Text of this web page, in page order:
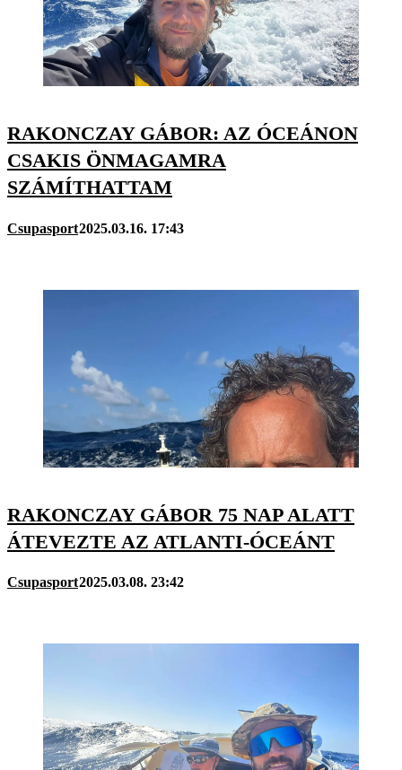
RAKONCZAY GÁBOR: AZ ÓCEÁNON
CSAKIS ÖNMAGAMRA
SZÁMÍTHATTAM
Csupasport2025.03.16. 17:43
RAKONCZAY GÁBOR 75 NAP ALATT
ÁTEVEZTE AZ ATLANTI-ÓCEÁNT
Csupasport2025.03.08. 23:42